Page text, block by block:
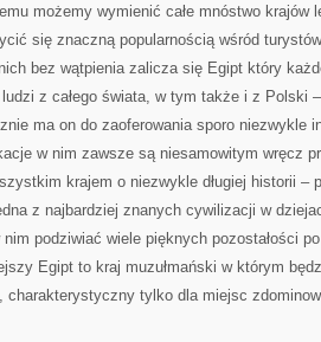
możemy wymienić całe mnóstwo krajów
się znaczną popularnością wśród
bez wątpienia zalicza się Egipt który
z całego świata, w tym także i z Polski
ma on do zaoferowania sporo niezwykle
w nim zawsze są niesamowitym wręcz
krajem o niezwykle długiej historii –
z najbardziej znanych cywilizacji w
podziwiać wiele pięknych pozostałości
Egipt to kraj muzułmański w którym
charakterystyczny tylko dla miejsc